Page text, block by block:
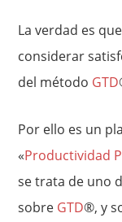
La verdad es
considerar
del método GTD
Por ello es un
«Productividad
se trata de uno
sobre GTD®, y